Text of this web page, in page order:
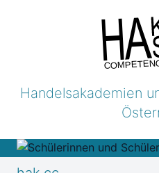
Handelsakademien